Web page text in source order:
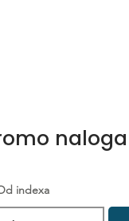
naloga
indexa